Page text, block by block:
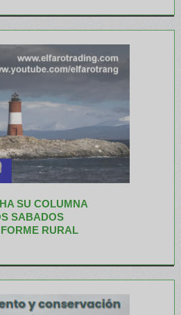
SU COLUMNA
SABADOS
RURAL